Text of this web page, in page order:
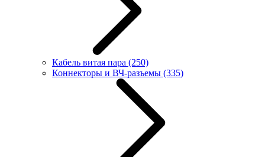
Кабель витая пара (250)
Коннекторы и ВЧ-разъемы (335)